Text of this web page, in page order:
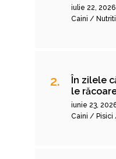
iulie 22, 2026
Caini /
În zilele
le
iunie 23,
Caini / Pisici